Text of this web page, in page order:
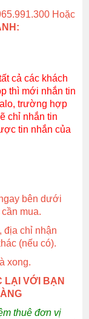
Hoặc
cả các khách
thì mới nhắn tin
trường hợp
chỉ nhắn tin
tin nhắn của
bên dưới
mua.
địa chỉ nhận
(nếu có).
xong.
LẠI VỚI BẠN
thuê đơn vị